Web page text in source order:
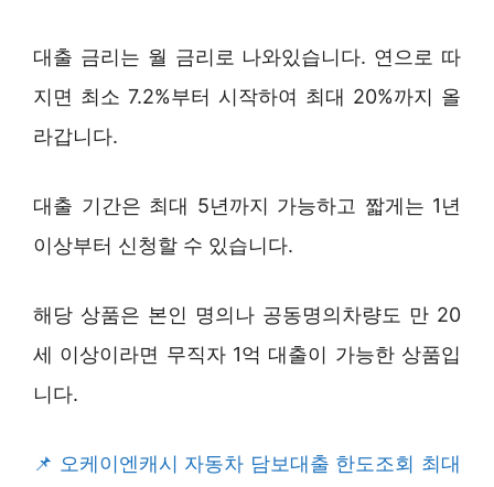
대출 금리는 월 금리로 나와있습니다. 연으로 따
지면 최소 7.2%부터 시작하여 최대 20%까지 올
라갑니다.
대출 기간은 최대 5년까지 가능하고 짧게는 1년
이상부터 신청할 수 있습니다.
해당 상품은 본인 명의나 공동명의차량도 만 20
세 이상이라면 무직자 1억 대출이 가능한 상품입
니다.
오케이엔캐시 자동차 담보대출 한도조회 최대